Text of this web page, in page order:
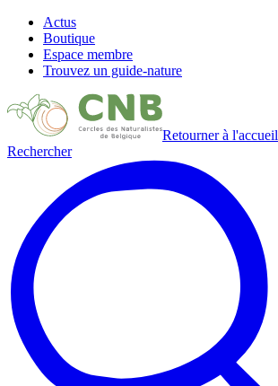
Actus
Boutique
Espace membre
Trouvez un guide-nature
Retourner à l'accueil
Rechercher